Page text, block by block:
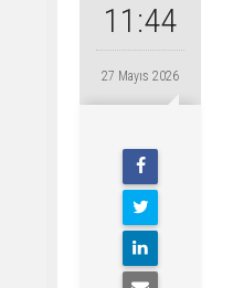
11:44
27 Mayıs 2026